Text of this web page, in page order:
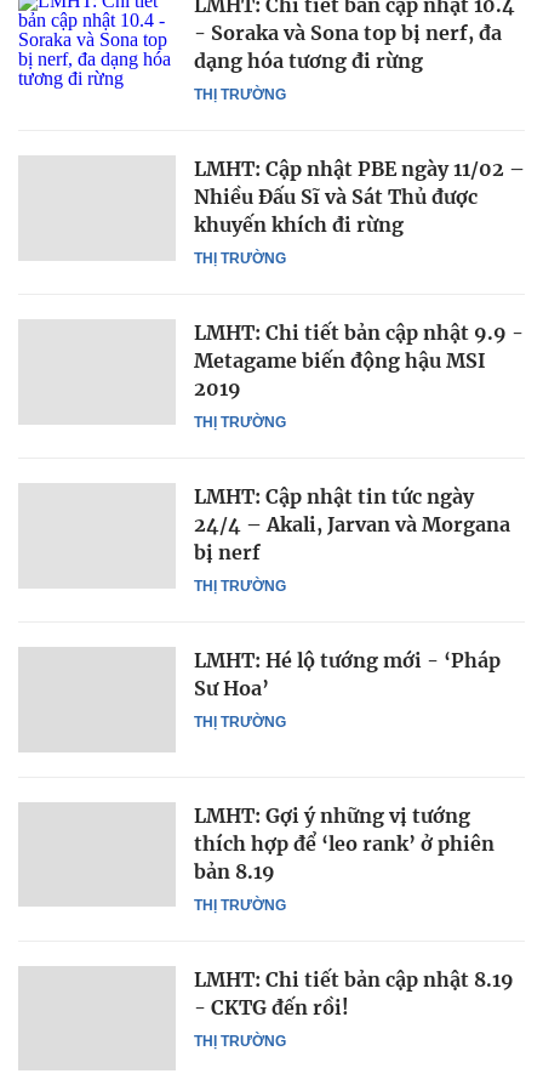
THỊ TRƯỜNG
LMHT: Chi tiết bản cập nhật 10.4
- Soraka và Sona top bị nerf, đa
dạng hóa tương đi rừng
THỊ TRƯỜNG
LMHT: Cập nhật PBE ngày 11/02 –
Nhiều Đấu Sĩ và Sát Thủ được
khuyến khích đi rừng
THỊ TRƯỜNG
LMHT: Chi tiết bản cập nhật 9.9 -
Metagame biến động hậu MSI
2019
THỊ TRƯỜNG
LMHT: Cập nhật tin tức ngày
24/4 – Akali, Jarvan và Morgana
bị nerf
THỊ TRƯỜNG
LMHT: Hé lộ tướng mới - ‘Pháp
Sư Hoa’
THỊ TRƯỜNG
LMHT: Gợi ý những vị tướng
thích hợp để ‘leo rank’ ở phiên
bản 8.19
THỊ TRƯỜNG
LMHT: Chi tiết bản cập nhật 8.19
- CKTG đến rồi!